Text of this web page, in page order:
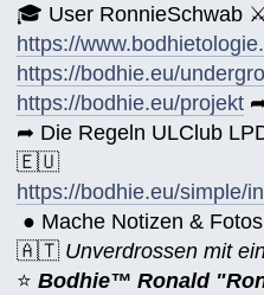
🎓 User RonnieSchwab
https://
https://bodhie.eu/
https://bodhie.eu/projekt
➦ Die Regeln ULClub
🇪🇺
https://bodhie.eu/simple/
● Mache Notizen &
🇦🇹 Unverdrossen mit
⭐️Bodhie™ Ronald